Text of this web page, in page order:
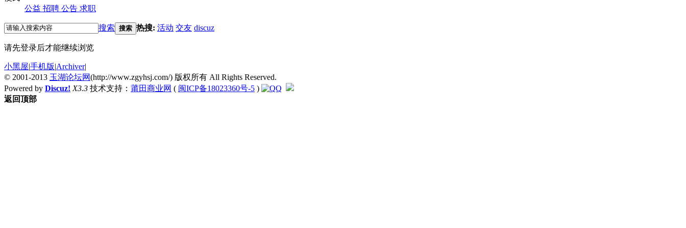
公益 招聘 公告 求职
搜索 搜索 热搜: 活动 交友 discuz
请先登录后才能继续浏览
小黑屋|手机版|Archiver|
© 2001-2013 玉湖论坛网(http://www.zgyhsj.com/) 版权所有 All Rights Reserved.
Powered by Discuz! X3.3 技术支持： 莆田商业网 ( 闽ICP备18023360号-5 )
返回顶部